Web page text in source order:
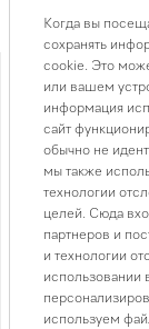
Доставка
Подробную
доставка
Когда вы
сохранять
cookie. Это
или вашем
информация
сайт
обычно не
мы также
технологии
целей. Сюда
партнеров и
и технологии
использовании
используем